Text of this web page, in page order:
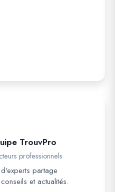
TrouvPro
professionnels
partage
et actualités.